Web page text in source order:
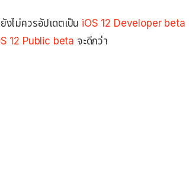
งไม่ควรอัปเดตเป็น iOS 12 Developer beta
12 Public beta จะดีกว่า